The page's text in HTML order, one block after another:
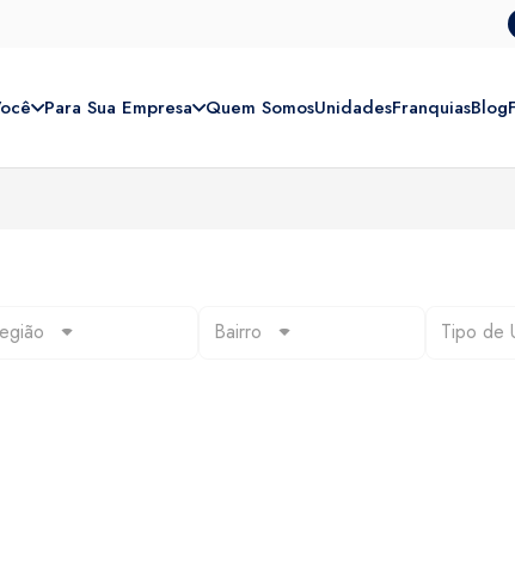
Para Sua Empresa Quem SomosUnidadesFranquiasBlog
Bairro Tipo de